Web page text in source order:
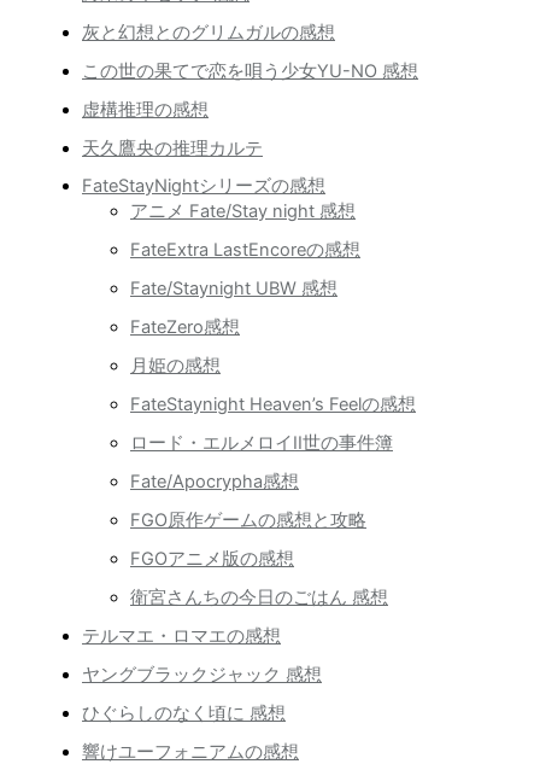
灰と幻想とのグリムガルの感想
この世の果てで恋を唄う少女YU-NO 感想
虚構推理の感想
天久鷹央の推理カルテ
FateStayNightシリーズの感想
アニメ Fate/Stay night 感想
FateExtra LastEncoreの感想
Fate/Staynight UBW 感想
FateZero感想
月姫の感想
FateStaynight Heaven’s Feelの感想
ロード・エルメロイII世の事件簿
Fate/Apocrypha感想
FGO原作ゲームの感想と攻略
FGOアニメ版の感想
衛宮さんちの今日のごはん 感想
テルマエ・ロマエの感想
ヤングブラックジャック 感想
ひぐらしのなく頃に 感想
響けユーフォニアムの感想